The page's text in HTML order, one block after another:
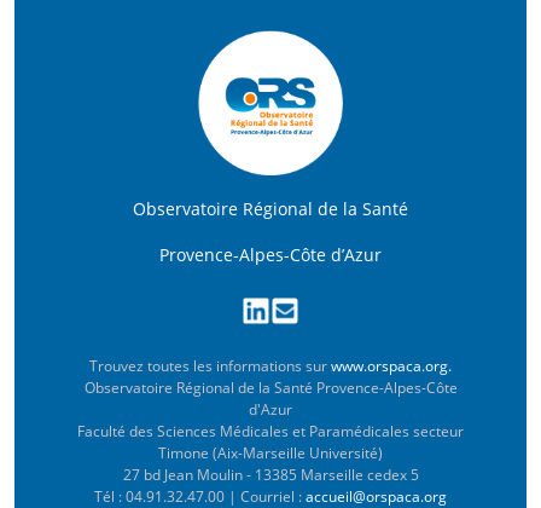
Observatoire Régional de la Santé
Provence-Alpes-Côte d’Azur
Trouvez toutes les informations surwww.orspaca.org.
Observatoire Régional de la Santé Provence-Alpes-Côte
d'Azur
Faculté des Sciences Médicales et Paramédicales secteur
Timone (Aix-Marseille Université)
27 bd Jean Moulin - 13385 Marseille cedex 5
Tél : 04.91.32.47.00 | Courriel :accueil@orspaca.org